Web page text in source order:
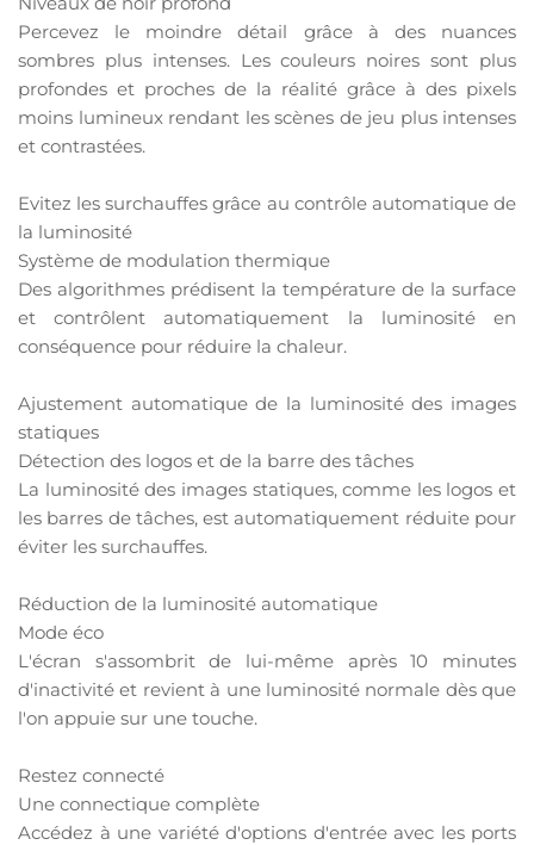
Percevez le moindre détail grâce à des nuances
sombres plus intenses. Les couleurs noires sont plus
profondes et proches de la réalité grâce à des pixels
moins lumineux rendant les scènes de jeu plus intenses
et contrastées.
Evitez les surchauffes grâce au contrôle automatique de
la luminosité
Système de modulation thermique
Des algorithmes prédisent la température de la surface
et contrôlent automatiquement la luminosité en
conséquence pour réduire la chaleur.
Ajustement automatique de la luminosité des images
statiques
Détection des logos et de la barre des tâches
La luminosité des images statiques, comme les logos et
les barres de tâches, est automatiquement réduite pour
éviter les surchauffes.
Réduction de la luminosité automatique
Mode éco
L'écran s'assombrit de lui-même après 10 minutes
d'inactivité et revient à une luminosité normale dès que
l'on appuie sur une touche.
Restez connecté
Une connectique complète
Accédez à une variété d'options d'entrée avec les ports